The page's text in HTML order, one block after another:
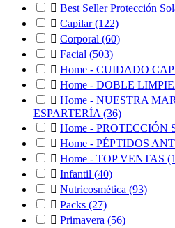
 Best Seller Protección
 Capilar(122)
 Corporal (60)
 Facial (503)
 Home - CUIDADO
 Home - DOBLE
 Home - NUESTRA
ESPARTERÍA (36)
 Home - PROTECCIÓN
 Home - PÉPTIDOS
 Home - TOP VENTAS
 Infantil (40)
 Nutricosmética (93)
 Packs (27)
 Primavera (56)